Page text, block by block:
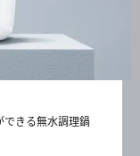
できる無水調理鍋